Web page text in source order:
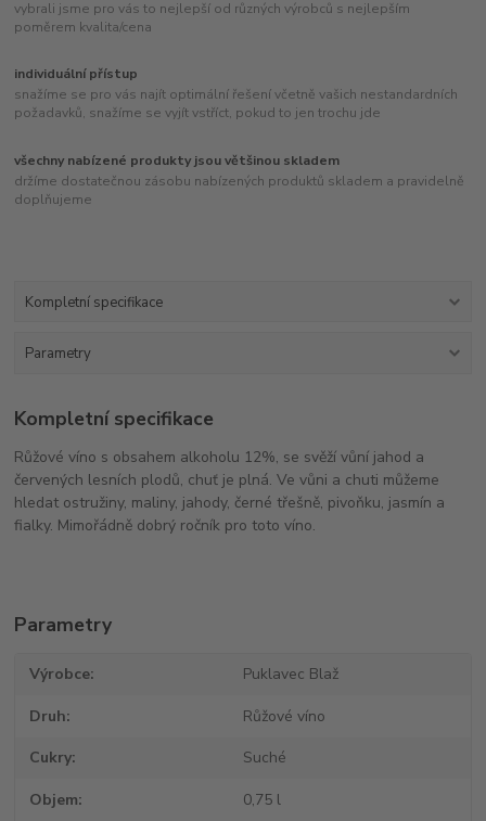
vybrali jsme pro vás to nejlepší od různých výrobců s nejlepším
poměrem kvalita/cena
individuální přístup
snažíme se pro vás najít optimální řešení včetně vašich nestandardních
požadavků, snažíme se vyjít vstříct, pokud to jen trochu jde
všechny nabízené produkty jsou většinou skladem
držíme dostatečnou zásobu nabízených produktů skladem a pravidelně
doplňujeme
Kompletní specifikace
Parametry
Kompletní specifikace
Růžové víno s obsahem alkoholu 12%, se svěží vůní jahod a
červených lesních plodů, chuť je plná. Ve vůni a chuti můžeme
hledat ostružiny, maliny, jahody, černé třešně, pivoňku, jasmín a
fialky. Mimořádně dobrý ročník pro toto víno.
Parametry
Výrobce Puklavec Blaž
Druh Růžové víno
Cukry Suché
Objem 0,75 l